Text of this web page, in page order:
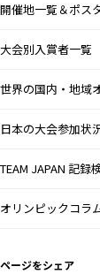
開催地一覧＆ポス
大会別入賞者一覧
世界の国内・地域
日本の大会参加状
TEAM JAPAN 記録
オリンピックコラ
ページをシェア